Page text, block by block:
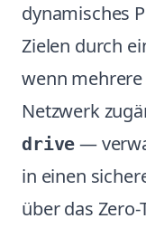
dynamisches
Zielen durch
wenn
Netzwerk
drive —
in einen
über das